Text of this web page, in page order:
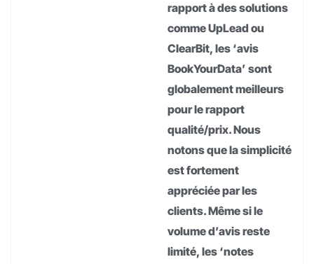
rapport à des solutions
comme UpLead ou
ClearBit, les ‘avis
BookYourData’ sont
globalement meilleurs
pour le rapport
qualité/prix. Nous
notons que la simplicité
est fortement
appréciée par les
clients. Même si le
volume d’avis reste
limité, les ‘notes